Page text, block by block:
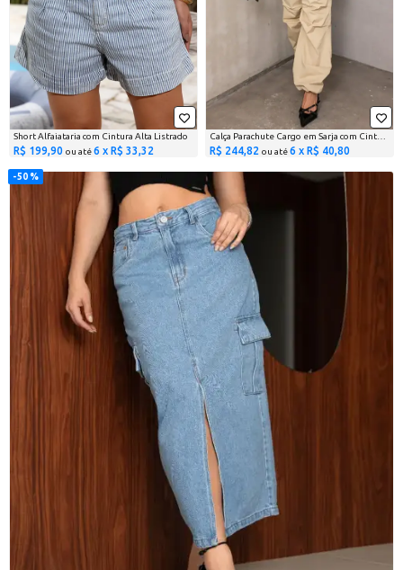
Short Alfaiataria com Cintura Alta Listrado
R$ 199,90 ou até6 x R$ 33,32
Calça Parachute Cargo em Sarja com Cintura Média
R$ 244,82 ou até6 x R$ 40,80
50 %